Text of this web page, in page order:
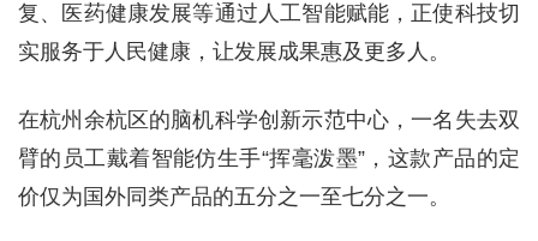
复、医药健康发展等通过人工智能赋能，正使科技切
实服务于人民健康，让发展成果惠及更多人。
在杭州余杭区的脑机科学创新示范中心，一名失去双
臂的员工戴着智能仿生手“挥毫泼墨”，这款产品的定
价仅为国外同类产品的五分之一至七分之一。